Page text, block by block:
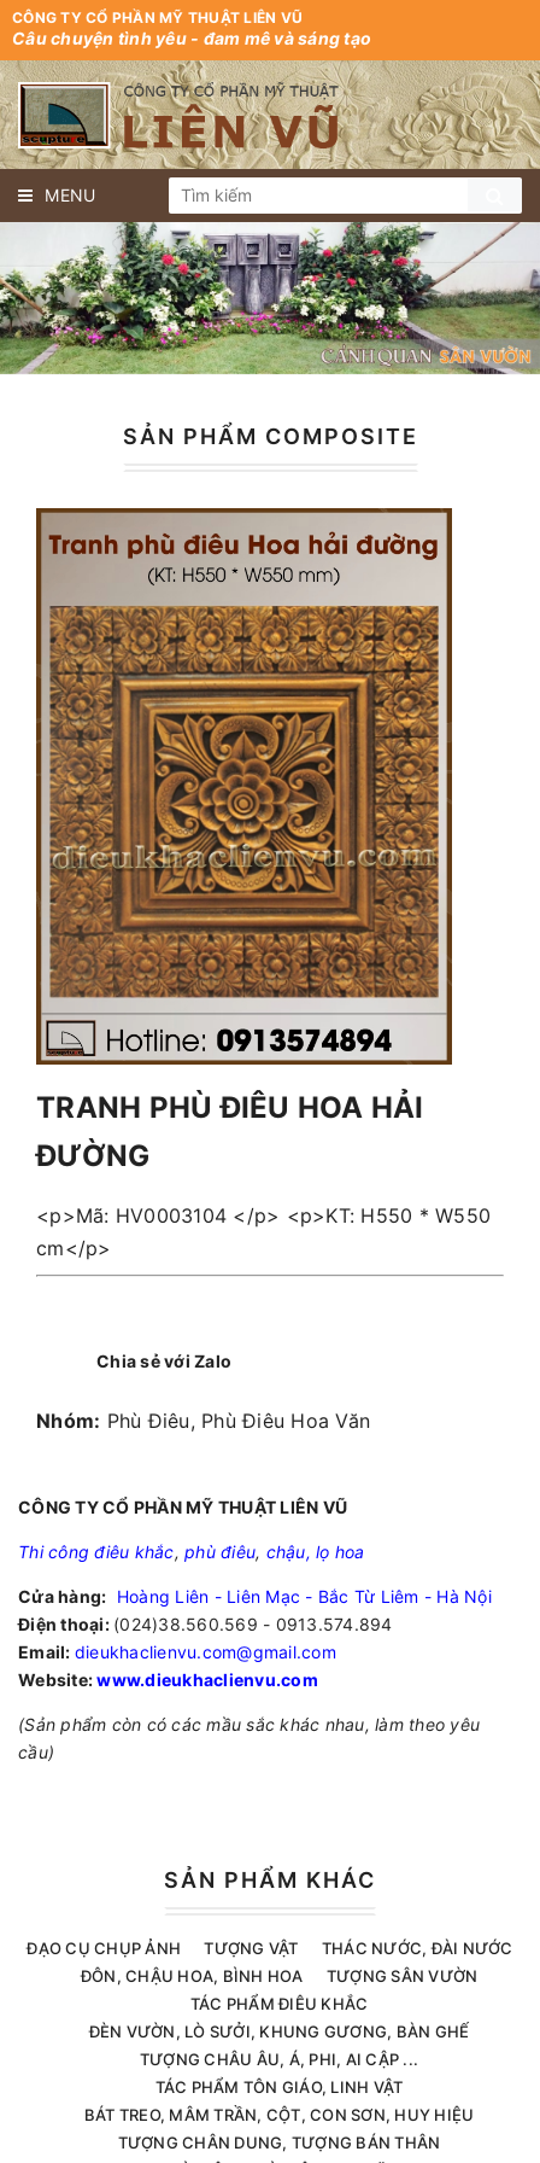
CÔNG TY CỔ PHẦN MỸ THUẬT LIÊN VŨ
Câu chuyện tình yêu - đam mê và sáng tạo
MENU
SẢN PHẨM COMPOSITE
TRANH PHÙ ĐIÊU HOA HẢI
ĐƯỜNG
<p>Mã: HV0003104 </p> <p>KT: H550 * W550
cm</p>
Chia sẻ với Zalo
Nhóm: Phù Điêu, Phù Điêu Hoa Văn
CÔNG TY CỔ PHẦN MỸ THUẬT LIÊN VŨ
Thi công điêu khắc, phù điêu, chậu, lọ hoa
Cửa hàng: Hoàng Liên - Liên Mạc - Bắc Từ Liêm - Hà Nội
Điện thoại: (024)38.560.569 - 0913.574.894
Email: dieukhaclienvu.com@gmail.com
Website:www.dieukhaclienvu.com
(Sản phẩm còn có các mầu sắc khác nhau, làm theo yêu
cầu)
SẢN PHẨM KHÁC
ĐẠO CỤ CHỤP ẢNH TƯỢNG VẬT
THÁC NƯỚC, ĐÀI NƯỚC
ĐÔN, CHẬU HOA, BÌNH HOA
TƯỢNG SÂN VƯỜN
TÁC PHẨM ĐIÊU KHẮC
ĐÈN VƯỜN, LÒ SƯỞI, KHUNG GƯƠNG, BÀN GHẾ
TƯỢNG CHÂU ÂU, Á, PHI, AI CẬP ...
TÁC PHẨM TÔN GIÁO, LINH VẬT
BÁT TREO, MÂM TRẦN, CỘT, CON SƠN, HUY HIỆU
TƯỢNG CHÂN DUNG, TƯỢNG BÁN THÂN